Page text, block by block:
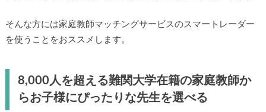
そんな方には家庭教師マッチングサービスのスマートレーダー
を使うことをおススメします。
8,000人を超える難関大学在籍の家庭教師か
らお子様にぴったりな先生を選べる